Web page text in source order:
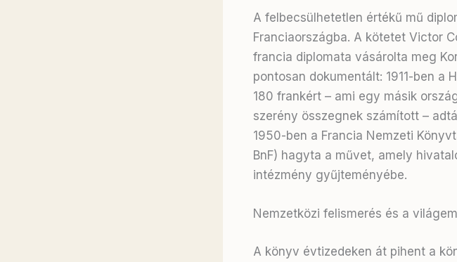
A felbecsülhetetlen értékű mű
Franciaországba. A kötetet Victor
francia diplomata vásárolta meg
pontosan dokumentált: 1911-ben a
180 frankért – ami egy másik
szerény összegnek számított –
1950-ben a Francia Nemzeti
BnF) hagyta a művet, amely
intézmény gyűjteményébe.
Nemzetközi felismerés és a
A könyv évtizedeken át pihent a